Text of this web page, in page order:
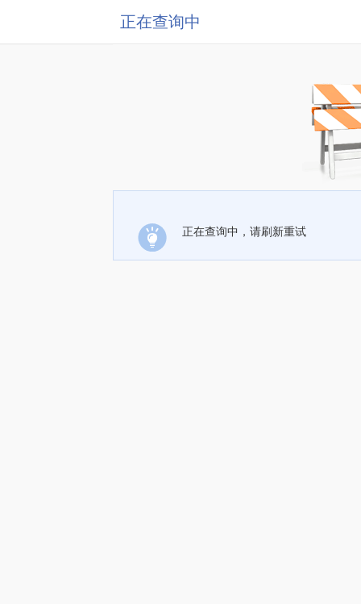
正在查询中
正在查询中，请刷新重试